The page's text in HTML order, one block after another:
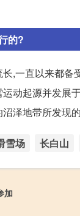
的?
,一直以来都备
动起源并发展
泽地带所发现
雪场 长白山
加